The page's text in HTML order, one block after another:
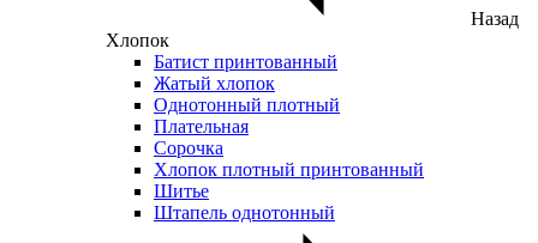
Назад
Хлопок
Батист принтованный
Жатый хлопок
Однотонный плотный
Плательная
Сорочка
Хлопок плотный принтованный
Шитье
Штапель однотонный